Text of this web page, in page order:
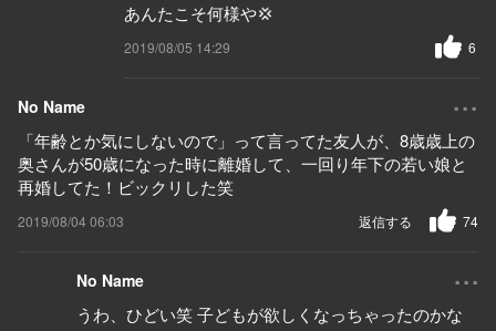
あんたこそ何様や💢
2019/08/05 14:29 6
No Name ...
「年齢とか気にしないので」って言ってた友人が、8歳歳上の
奥さんが50歳になった時に離婚して、一回り年下の若い娘と
再婚してた！ビックリした笑
2019/08/04 06:03 74
返信する
No Name ...
うわ、ひどい笑 子どもが欲しくなっちゃったのかな